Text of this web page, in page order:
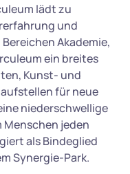
lädt zu
und
Akademie,
ein breites
Kunst- und
für neue
niederschwellige
jeden
als Bindeglied
Synergie-Park.